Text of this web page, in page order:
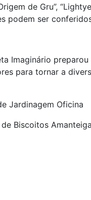
de Gru”,
podem ser
Imaginário
para tornar a
Jardinagem Oficina
Biscoitos